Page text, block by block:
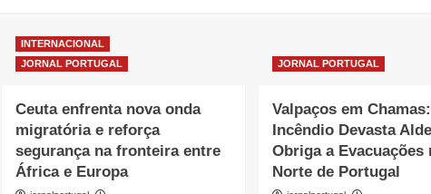
INTERNACIONAL
JORNAL PORTUGAL
Ceuta enfrenta nova onda
migratória e reforça
segurança na fronteira entre
África e Europa
JORNAL PORTUGAL
Valpaços em Chamas:
Incêndio Devasta
Obriga a Evacuações
Norte de Portugal